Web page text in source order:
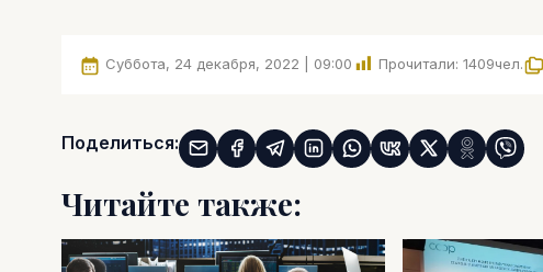
Суббота, 24 декабря, 2022 | 09:00 Прочитали: 1409чел.
Поделиться:
Читайте также: